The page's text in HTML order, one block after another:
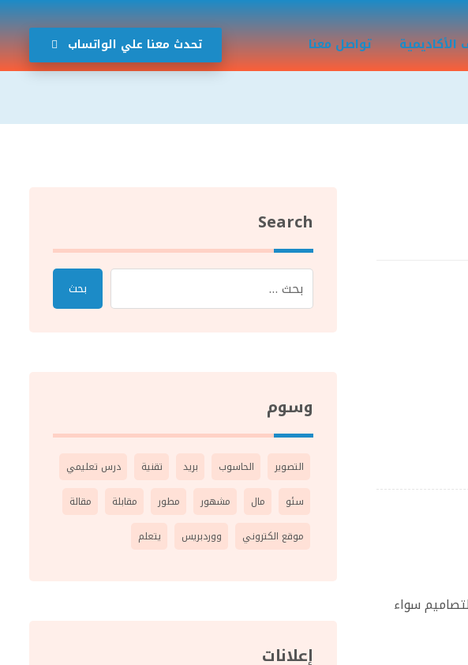
تواصل معنا تحدث معنا علي الواتساب
سواء
Search
بحث
وسوم
التصوير الحاسوب بريد تقنية
درس تعليمي
سئو
مال مشهور مطور مقابلة
مقالة
موقع الكتروني
ووردبريس يتعلم
إعلانات